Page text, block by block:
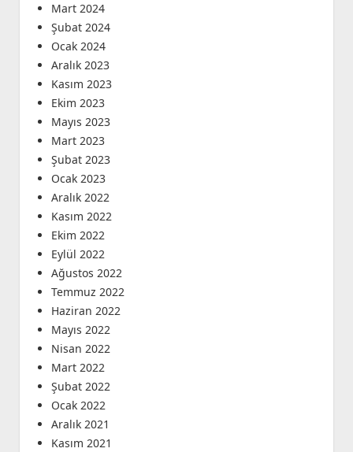
Mart 2024
Şubat 2024
Ocak 2024
Aralık 2023
Kasım 2023
Ekim 2023
Mayıs 2023
Mart 2023
Şubat 2023
Ocak 2023
Aralık 2022
Kasım 2022
Ekim 2022
Eylül 2022
Ağustos 2022
Temmuz 2022
Haziran 2022
Mayıs 2022
Nisan 2022
Mart 2022
Şubat 2022
Ocak 2022
Aralık 2021
Kasım 2021